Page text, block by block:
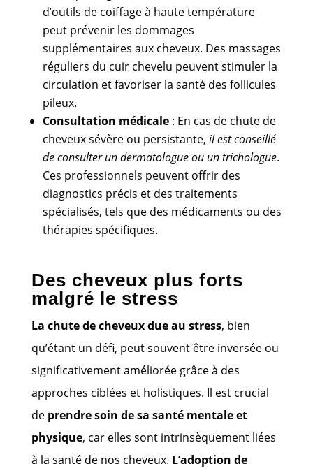
d’outils de coiffage à haute température
peut prévenir les dommages
supplémentaires aux cheveux. Des massages
réguliers du cuir chevelu peuvent stimuler la
circulation et favoriser la santé des follicules
pileux.
Consultation médicale: En cas de chute de
cheveux sévère ou persistante, il est conseillé
de consulter un dermatologue ou un trichologue.
Ces professionnels peuvent offrir des
diagnostics précis et des traitements
spécialisés, tels que des médicaments ou des
thérapies spécifiques.
Des cheveux plus forts
malgré le stress
La chute de cheveux due au stress, bien
qu’étant un défi, peut souvent être inversée ou
significativement améliorée grâce à des
approches ciblées et holistiques. Il est crucial
de prendre soin de sa santé mentale et
physique, car elles sont intrinsèquement liées
à la santé de nos cheveux. L’adoption de